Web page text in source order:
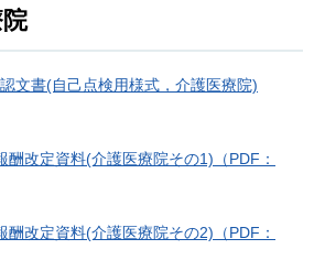
院
文書(自己点検用様式，介護医療院)
酬改定資料(介護医療院その1)（PDF：
酬改定資料(介護医療院その2)（PDF：